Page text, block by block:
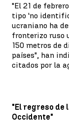
"El 21 de
tipo 'no
ucraniano ha
fronterizo ruso
150 metros de
países", han
citados por la
"El regreso de
Occidente"